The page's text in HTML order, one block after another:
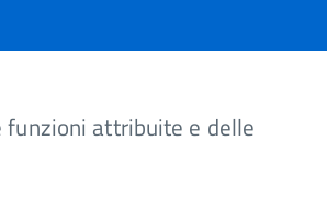
attribuite e delle